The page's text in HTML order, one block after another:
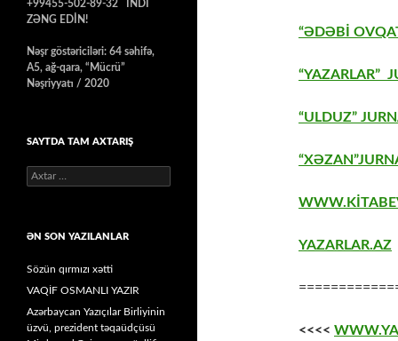
“ƏDƏBİ
“YAZARLAR”
“ULDUZ”
YAZARLAR.AZ
<<<<
+99455-502-89-32 İNDİ
ZƏNG EDİN!
Nəşr göstəriciləri: 64 səhifə,
A5, ağ-qara, “Mücrü”
Nəşriyyatı / 2020
SAYTDA TAM AXTARIŞ
Axtarış:
ƏN SON YAZILANLAR
Sözün qırmızı xətti
VAQİF OSMANLI YAZIR
Azərbaycan Yazıçılar Birliyinin
üzvü, prezident təqaüdçüsü